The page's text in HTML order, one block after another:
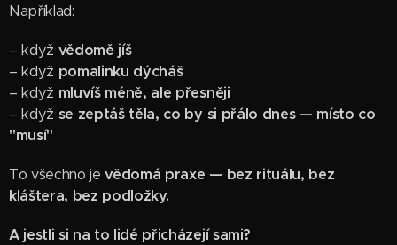
Například:
– když vědomě jíš
– když pomalinku dýcháš
– když mluvíš méně, ale přesněji
– když se zeptáš těla, co by si přálo dnes — místo co
"musí"
To všechno jevědomá praxe — bez rituálu, bez
kláštera, bez podložky.
A jestli si na to lidé přicházejí sami?